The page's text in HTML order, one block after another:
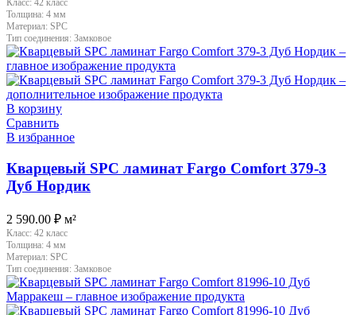
Класс: 42 класс
Толщина: 4 мм
Материал: SPC
Тип соединения: Замковое
В корзину
Сравнить
В избранное
Кварцевый SPC ламинат Fargo Comfort 379-3
Дуб Нордик
2 590.00 ₽ м²
Класс: 42 класс
Толщина: 4 мм
Материал: SPC
Тип соединения: Замковое